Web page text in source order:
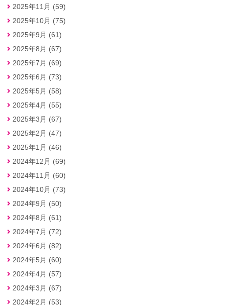
2025年11月 (59)
2025年10月 (75)
2025年9月 (61)
2025年8月 (67)
2025年7月 (69)
2025年6月 (73)
2025年5月 (58)
2025年4月 (55)
2025年3月 (67)
2025年2月 (47)
2025年1月 (46)
2024年12月 (69)
2024年11月 (60)
2024年10月 (73)
2024年9月 (50)
2024年8月 (61)
2024年7月 (72)
2024年6月 (82)
2024年5月 (60)
2024年4月 (57)
2024年3月 (67)
2024年2月 (53)